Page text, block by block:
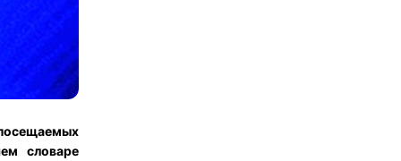
словаре